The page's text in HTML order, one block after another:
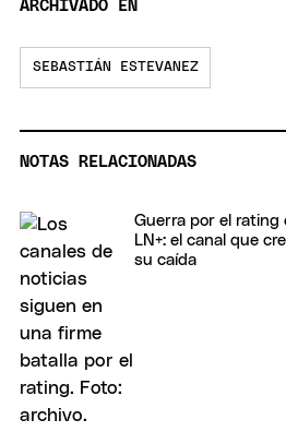
ARCHIVADO EN
SEBASTIÁN ESTEVANEZ
NOTAS RELACIONADAS
Guerra por el rating
LN+: el canal que
su caída